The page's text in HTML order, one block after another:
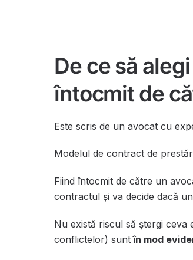
De ce să
întocmit de
Este scris de un avocat cu
Modelul de contract de
Fiind întocmit de către un
contractul și va decide dacă
Nu există riscul să ștergi ceva
conflictelor) suntîn mod